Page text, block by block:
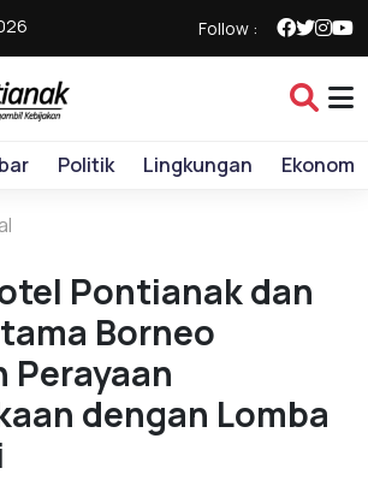
Follow :
Politik Lingkungan Ekonomi
Pontianak dan
Borneo
Perayaan
dengan Lomba